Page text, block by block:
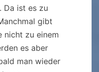
Da ist es zu
gibt
nicht zu einem
es aber
man wieder